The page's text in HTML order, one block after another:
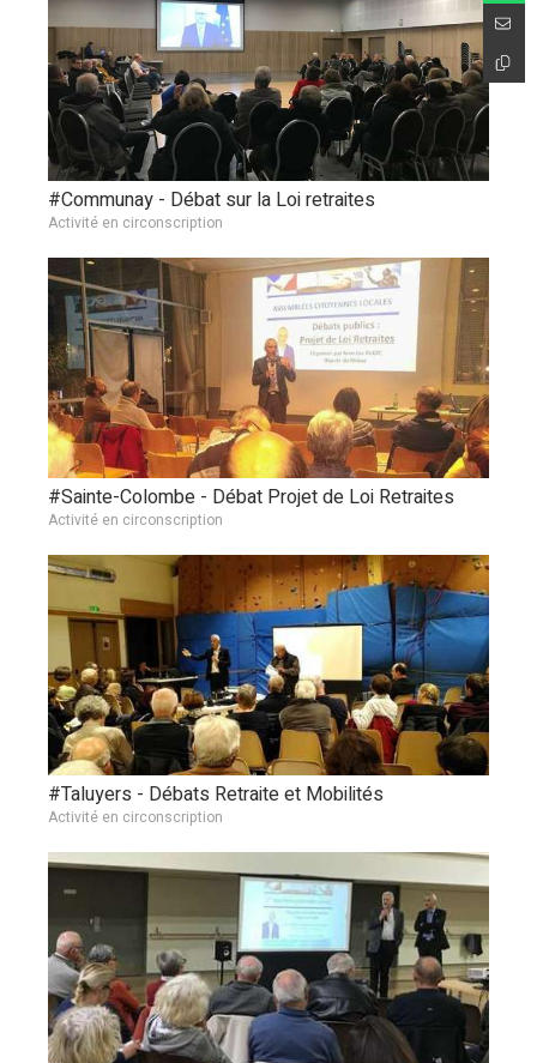
#Communay - Débat sur la Loi retraites
Activité en circonscription
#Sainte-Colombe - Débat Projet de Loi Retraites
Activité en circonscription
#Taluyers - Débats Retraite et Mobilités
Activité en circonscription